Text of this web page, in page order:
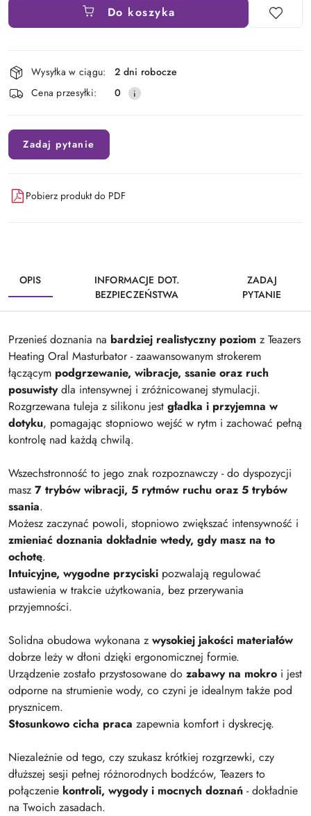
Do koszyka
Dostępność
i
dostawa
Wysyłka w ciągu:
2 dni robocze
Cena przesyłki:
0
Zadaj pytanie
Pobierz produkt do PDF
OPIS
INFORMACJE DOT.
BEZPIECZEŃSTWA
ZADAJ
PYTANIE
Przenieś doznania na bardziej realistyczny poziom z Teazers
Heating Oral Masturbator - zaawansowanym strokerem
łączącym podgrzewanie, wibracje, ssanie oraz ruch
posuwistydla intensywnej i zróżnicowanej stymulacji.
Rozgrzewana tuleja z silikonu jest gładka i przyjemna w
dotyku, pomagając stopniowo wejść w rytm i zachować pełną
kontrolę nad każdą chwilą.
Wszechstronność to jego znak rozpoznawczy - do dyspozycji
masz 7 trybów wibracji, 5 rytmów ruchu oraz 5 trybów
ssania.
Możesz zaczynać powoli, stopniowo zwiększać intensywność i
zmieniać doznania dokładnie wtedy, gdy masz na to
ochotę.
Intuicyjne, wygodne przyciski pozwalają regulować
ustawienia w trakcie użytkowania, bez przerywania
przyjemności.
Solidna obudowa wykonana z wysokiej jakości materiałów
dobrze leży w dłoni dzięki ergonomicznej formie.
Urządzenie zostało przystosowane do zabawy na mokro i jest
odporne na strumienie wody, co czyni je idealnym także pod
prysznicem.
Stosunkowo cicha praca zapewnia komfort i dyskrecję.
Niezależnie od tego, czy szukasz krótkiej rozgrzewki, czy
dłuższej sesji pełnej różnorodnych bodźców, Teazers to
połączenie kontroli, wygody i mocnych doznań - dokładnie
na Twoich zasadach.